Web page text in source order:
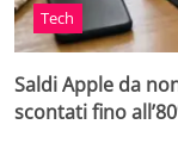
Tech
Saldi Apple da
scontati fino